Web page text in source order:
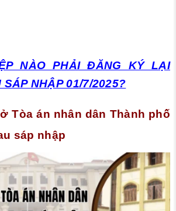
NÀO PHẢI ĐĂNG KÝ LẠI
SÁP NHẬP 01/7/2025?
Tòa án nhân dân Thành phố
sáp nhập